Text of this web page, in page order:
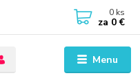
Menu
0 ks
za 0 €